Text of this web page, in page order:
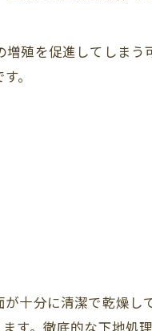
殖を促進してしまう
。
十分に清潔で乾燥し
す。徹底的な下地処